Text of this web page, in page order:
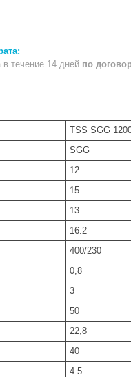
в течение 14 дней по
TSS SGG
SGG
12
15
13
16.2
400/230
0,8
3
50
22,8
40
4.5